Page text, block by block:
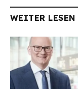
WEITER LESEN